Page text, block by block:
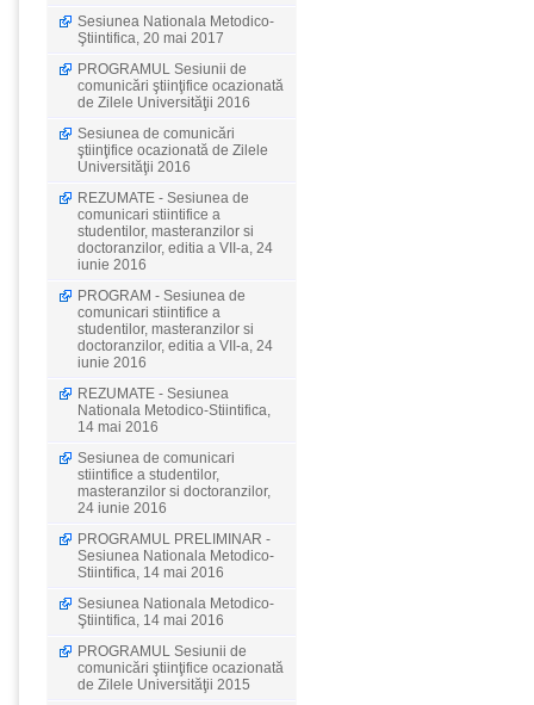
Sesiunea Nationala Metodico-
Ştiintifica, 20 mai 2017
PROGRAMUL Sesiunii de
comunicări ştiinţifice ocazionată
de Zilele Universităţii 2016
Sesiunea de comunicări
ştiinţifice ocazionată de Zilele
Universităţii 2016
REZUMATE - Sesiunea de
comunicari stiintifice a
studentilor, masteranzilor si
doctoranzilor, editia a VII-a, 24
iunie 2016
PROGRAM - Sesiunea de
comunicari stiintifice a
studentilor, masteranzilor si
doctoranzilor, editia a VII-a, 24
iunie 2016
REZUMATE - Sesiunea
Nationala Metodico-Stiintifica,
14 mai 2016
Sesiunea de comunicari
stiintifice a studentilor,
masteranzilor si doctoranzilor,
24 iunie 2016
PROGRAMUL PRELIMINAR -
Sesiunea Nationala Metodico-
Stiintifica, 14 mai 2016
Sesiunea Nationala Metodico-
Ştiintifica, 14 mai 2016
PROGRAMUL Sesiunii de
comunicări ştiinţifice ocazionată
de Zilele Universităţii 2015